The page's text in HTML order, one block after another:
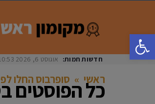
פתח סרגל נגישות
חדשות חמות: אוגוסט 6, 2026 am
ראשי » סופרבוס החלו
כל הפוסטים ב